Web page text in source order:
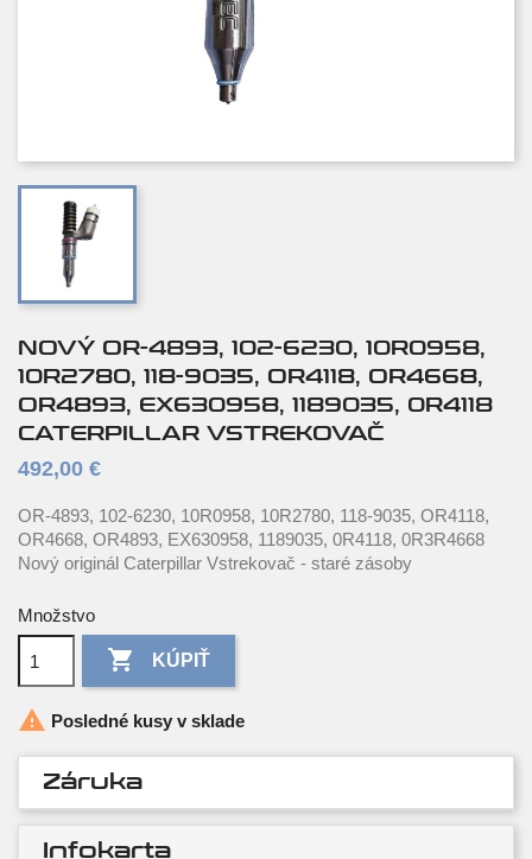
NOVÝ OR-4893, 102-6230, 10R0958,
10R2780, 118-9035, OR4118, OR4668,
OR4893, EX630958, 1189035, 0R4118
CATERPILLAR VSTREKOVAČ
492,00 €
OR-4893, 102-6230, 10R0958, 10R2780, 118-9035, OR4118,
OR4668, OR4893, EX630958, 1189035, 0R4118, 0R3R4668
Nový originál Caterpillar Vstrekovač - staré zásoby
Množstvo
 KÚPIŤ
 Posledné kusy v sklade
Záruka
Infokarta